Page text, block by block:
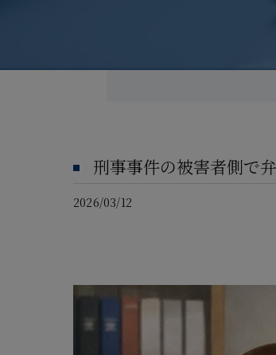
刑事事件の被害者側で
2026/03/12